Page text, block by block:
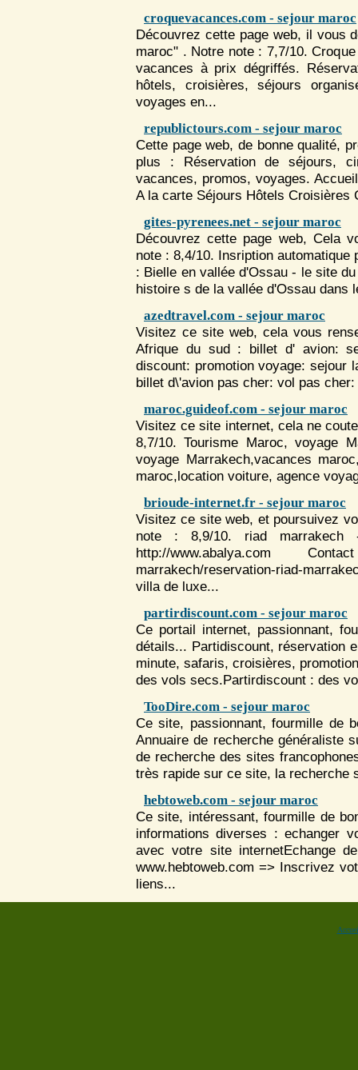
croquevacances.com - sejour maroc
Découvrez cette page web, il vous
maroc" . Notre note : 7,7/10.
vacances à prix dégriffés.
hôtels, croisières,séjours
voyages en...
republictours.com - sejour maroc
Cette page web, de bonne qualité,
plus : Réservation deséjours,
vacances, promos, voyages.
A la carte Séjours Hôtels Croisières
gites-pyrenees.net - sejour maroc
Découvrez cette page web, Cela
note : 8,4/10. Insription automatique
: Bielle en vallée d'Ossau - le site
histoire s de la vallée d'Ossau dans
azedtravel.com - sejour maroc
Visitez ce site web, cela vous
Afrique du sud : billet d' avion:
discount: promotion voyage: sejour
billet d\'avion pas cher: vol pas cher:
maroc.guideof.com - sejour maroc
Visitez ce site internet, cela ne
8,7/10. Tourisme Maroc, voyage
voyage Marrakech,vacances maroc
maroc,location voiture, agence
brioude-internet.fr - sejour maroc
Visitez ce site web, et poursuivez
note : 8,9/10. riad
http://www.abalya.com
marrakech/reservation-riad-
villa de luxe...
partirdiscount.com - sejour maroc
Ce portail internet, passionnant,
détails... Partidiscount, réservation
minute, safaris, croisières,
des vols secs.Partirdiscount : des
TooDire.com - sejour maroc
Ce site, passionnant, fourmille de
Annuaire de recherche généraliste
de recherche des sites
très rapide sur ce site, la recherche
hebtoweb.com - sejour maroc
Ce site, intéressant, fourmille de
informations diverses : echanger
avec votre site internetEchange
www.hebtoweb.com => Inscrivez
liens...